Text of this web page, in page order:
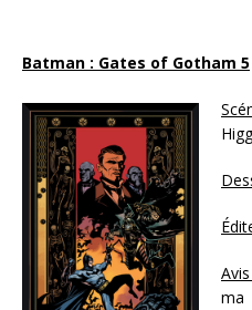
Batman : Gates of Gotham 5
ma